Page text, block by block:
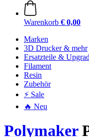
Warenkorb € 0,00
Marken
3D Drucker & mehr
Ersatzteile &
Filament
Resin
Zubehör
⚡ Sale
🔥 Neu
Polymaker